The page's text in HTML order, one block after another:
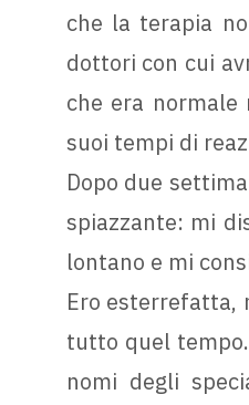
che la terapia
dottori con cui
che era
suoi tempi di
Dopo due
spiazzante: mi
lontano e mi
Ero esterrefatta,
tutto quel
nomi degli